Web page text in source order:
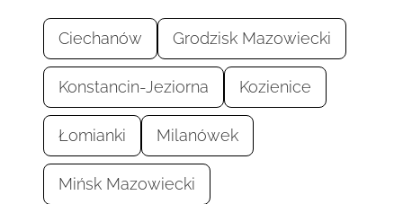
Ciechanów Grodzisk Mazowiecki
Konstancin-Jeziorna Kozienice
Łomianki Milanówek
Mińsk Mazowiecki